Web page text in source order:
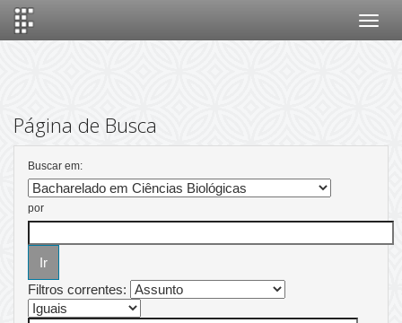
Página de Busca
Buscar em:
por
Filtros correntes: